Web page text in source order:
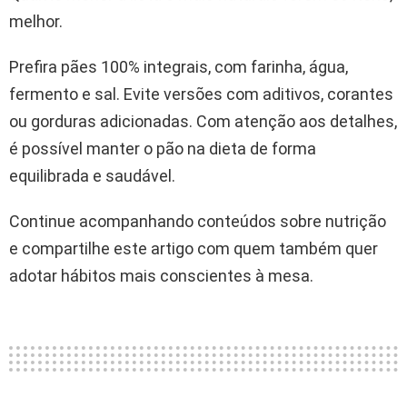
melhor.
Prefira pães 100% integrais, com farinha, água,
fermento e sal. Evite versões com aditivos, corantes
ou gorduras adicionadas. Com atenção aos detalhes,
é possível manter o pão na dieta de forma
equilibrada e saudável.
Continue acompanhando conteúdos sobre nutrição
e compartilhe este artigo com quem também quer
adotar hábitos mais conscientes à mesa.